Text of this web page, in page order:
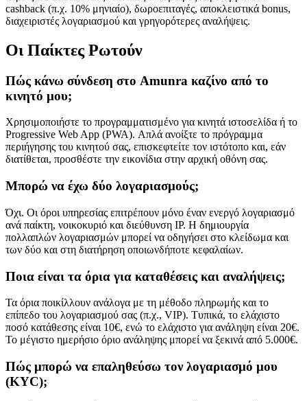
cashback (π.χ. 10% μηνιαίο), δωροεπιταγές, αποκλειστικά bonus,
διαχειριστές λογαριασμού και γρηγορότερες αναλήψεις.
Οι Παίκτες Ρωτούν
Πώς κάνω σύνδεση στο Amunra καζίνο από το
κινητό μου;
Χρησιμοποιήστε το προγραμματισμένο για κινητά ιστοσελίδα ή το
Progressive Web App (PWA). Απλά ανοίξτε το πρόγραμμα
περιήγησης του κινητού σας, επισκεφτείτε τον ιστότοπο και, εάν
διατίθεται, προσθέστε την εικονίδια στην αρχική οθόνη σας.
Μπορώ να έχω δύο λογαριασμούς;
Όχι. Οι όροι υπηρεσίας επιτρέπουν μόνο έναν ενεργό λογαριασμό
ανά παίκτη, νοικοκυριό και διεύθυνση IP. Η δημιουργία
πολλαπλών λογαριασμών μπορεί να οδηγήσει στο κλείδωμα και
των δύο και στη διατήρηση οποιωνδήποτε κεφαλαίων.
Ποια είναι τα όρια για καταθέσεις και αναλήψεις;
Τα όρια ποικίλλουν ανάλογα με τη μέθοδο πληρωμής και το
επίπεδο του λογαριασμού σας (π.χ., VIP). Τυπικά, το ελάχιστο
ποσό κατάθεσης είναι 10€, ενώ το ελάχιστο για ανάληψη είναι 20€.
Το μέγιστο ημερήσιο όριο ανάληψης μπορεί να ξεκινά από 5.000€.
Πώς μπορώ να επαληθεύσω τον λογαριασμό μου
(KYC);